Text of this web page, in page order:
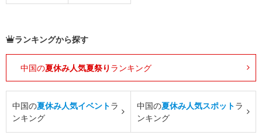
ランキングから探す
中国の夏休み人気夏祭り ランキング
中国の夏休み人気イベントラ
ンキング
中国の夏休み人気スポットラ
ンキング